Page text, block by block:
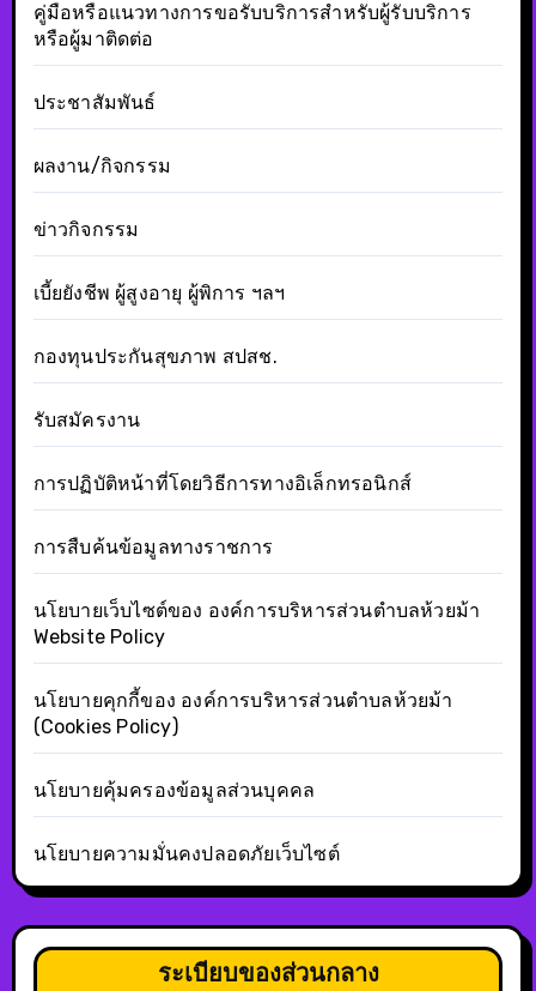
คู่มือหรือแนวทางการขอรับบริการสำหรับผู้รับบริการ
หรือผู้มาติดต่อ
ประชาสัมพันธ์
ผลงาน/กิจกรรม
ข่าวกิจกรรม
เบี้ยยังชีพ ผู้สูงอายุ ผู้พิการ ฯลฯ
กองทุนประกันสุขภาพ สปสช.
รับสมัครงาน
การปฏิบัติหน้าที่โดยวิธีการทางอิเล็กทรอนิกส์
การสืบค้นข้อมูลทางราชการ
นโยบายเว็บไซต์ของ องค์การบริหารส่วนตำบลห้วยม้า
Website Policy
นโยบายคุกกี้ของ องค์การบริหารส่วนตำบลห้วยม้า
(Cookies Policy)
นโยบายคุ้มครองข้อมูลส่วนบุคคล
นโยบายความมั่นคงปลอดภัยเว็บไซต์
ระเบียบของส่วนกลาง